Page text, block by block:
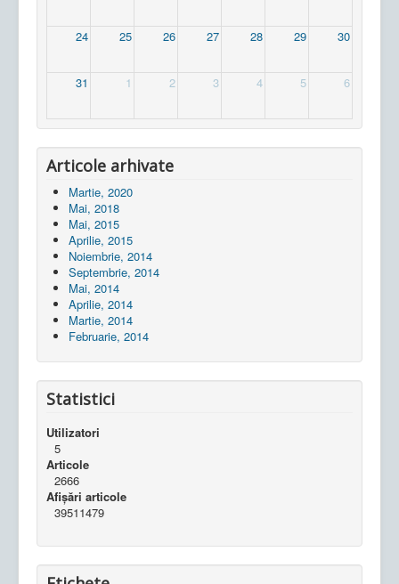
24 25 26 27 28 29 30
31 1 2 3 4 5 6
Articole arhivate
Martie, 2020
Mai, 2018
Mai, 2015
Aprilie, 2015
Noiembrie, 2014
Septembrie, 2014
Mai, 2014
Aprilie, 2014
Martie, 2014
Februarie, 2014
Statistici
Utilizatori
5
Articole
2666
Afișări articole
39511479